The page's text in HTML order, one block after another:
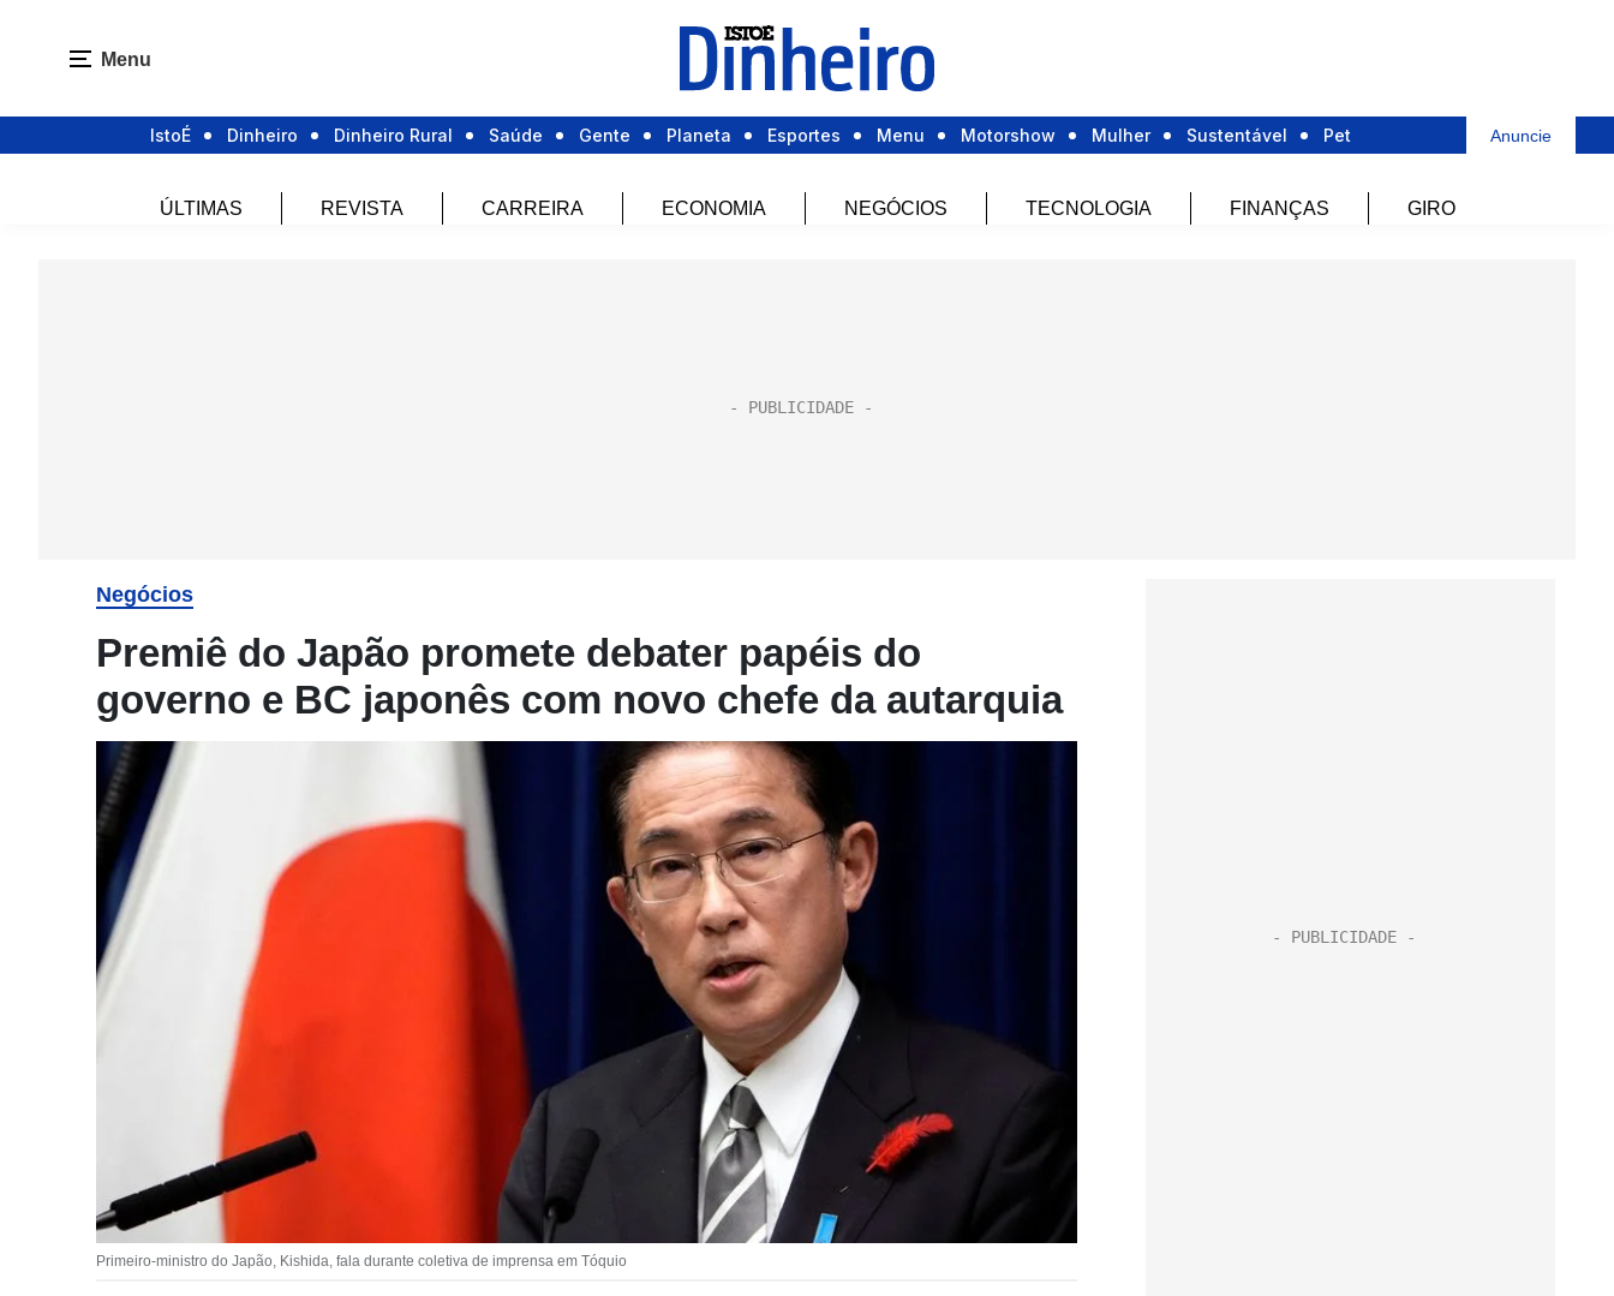
Menu
IstoÉ Dinheiro Dinheiro Rural Saúde Gente Planeta Esportes Menu Motorshow Mulher Sustentável Pet Anuncie
ÚLTIMAS REVISTA CARREIRA ECONOMIA NEGÓCIOS TECNOLOGIA FINANÇAS GIRO
Negócios
Premiê do Japão promete debater papéis do
governo e BC japonês com novo chefe da autarquia
Primeiro-ministro do Japão, Kishida, fala durante coletiva de imprensa em Tóquio